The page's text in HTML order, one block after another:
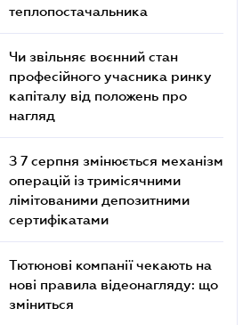
теплопостачальника
Чи звільняє воєнний стан
професійного учасника ринку
капіталу від положень про
нагляд
З 7 серпня змінюється механізм
операцій із тримісячними
лімітованими депозитними
сертифікатами
Тютюнові компанії чекають на
нові правила відеонагляду: що
зміниться